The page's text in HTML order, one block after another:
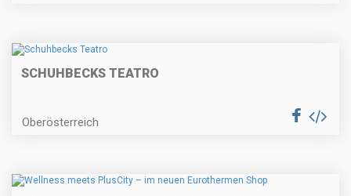
SCHUHBECKS TEATRO
Oberösterreich